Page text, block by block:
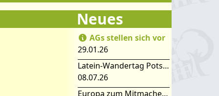
Neues
AGs stellen sich vor
29.01.26
Latein-Wandertag Potsdam
08.07.26
Europa zum Mitmachen – SIMEP 2026 in Stubice